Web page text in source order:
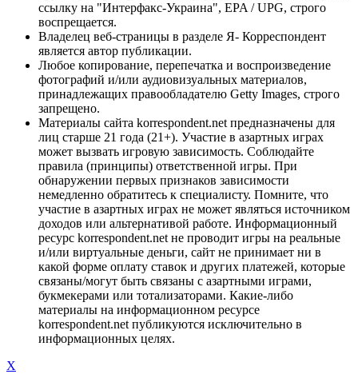
ссылку на "Интерфакс-Украина", EPA / UPG, строго
воспрещается.
Владелец веб-страницы в разделе Я- Корреспондент
является автор публикации.
Любое копирование, перепечатка и воспроизведение
фотографий и/или аудиовизуальных материалов,
принадлежащих правообладателю Getty Images, строго
запрещено.
Материалы сайта korrespondent.net предназначены для
лиц старше 21 года (21+). Участие в азартных играх
может вызвать игровую зависимость. Соблюдайте
правила (принципы) ответственной игры. При
обнаружении первых признаков зависимости
немедленно обратитесь к специалисту. Помните, что
участие в азартных играх не может являться источником
доходов или альтернативой работе. Информационный
ресурс korrespondent.net не проводит игры на реальные
и/или виртуальные деньги, сайт не принимает ни в
какой форме оплату ставок и других платежей, которые
связаны/могут быть связаны с азартными играми,
букмекерами или тотализаторами. Какие-либо
материалы на информационном ресурсе
korrespondent.net публикуются исключительно в
информационных целях.
X